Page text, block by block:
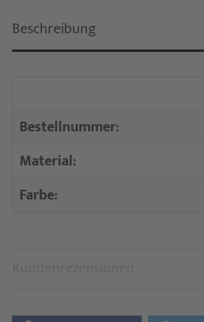
Beschreibung
Bestellnummer:
Material:
Farbe: